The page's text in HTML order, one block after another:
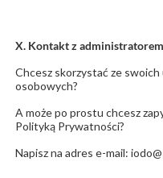
X. Kontakt z administratorem
Chcesz skorzystać ze
osobowych?
A może po prostu chcesz
Polityką Prywatności?
Napisz na adres e-mail: